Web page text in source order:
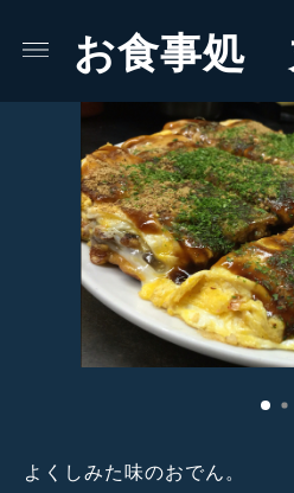
お食事処
よくしみた味のおでん。